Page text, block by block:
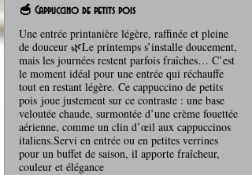
🥣 Cappuccino de petits pois
Une entrée printanière légère, raffinée et pleine
de douceur 🌿Le printemps s’installe doucement,
mais les journées restent parfois fraîches… C’est
le moment idéal pour une entrée qui réchauffe
tout en restant légère. Ce cappuccino de petits
pois joue justement sur ce contraste : une base
veloutée chaude, surmontée d’une crème fouettée
aérienne, comme un clin d’œil aux cappuccinos
italiens.Servi en entrée ou en petites verrines
pour un buffet de saison, il apporte fraîcheur,
couleur et élégance